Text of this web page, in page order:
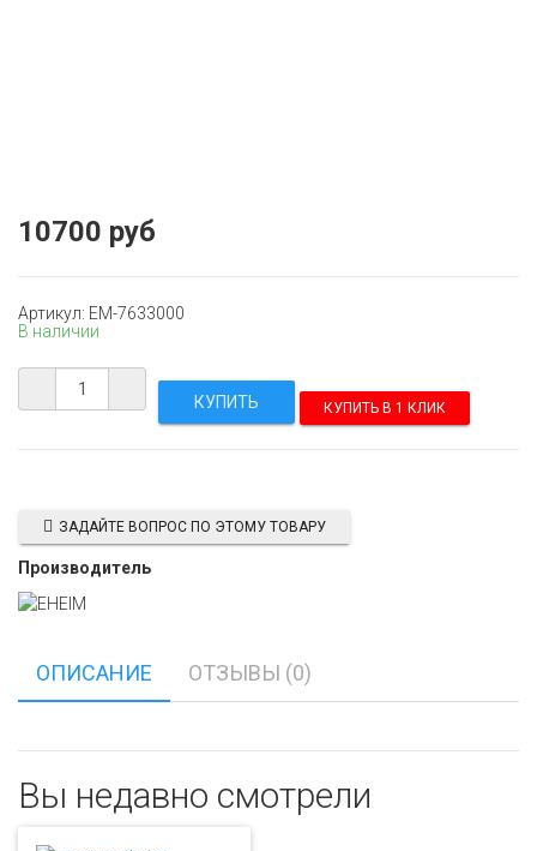
10700 руб
Артикул: EM-7633000
В наличии
КУПИТЬ В 1 КЛИК
ЗАДАЙТЕ ВОПРОС ПО ЭТОМУ ТОВАРУ
Производитель
ОПИСАНИЕ ОТЗЫВЫ (0)
Вы недавно смотрели